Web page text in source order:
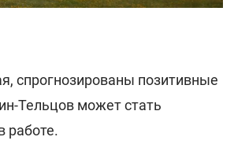
спрогнозированы позитивные
Тельцов может стать
работе.